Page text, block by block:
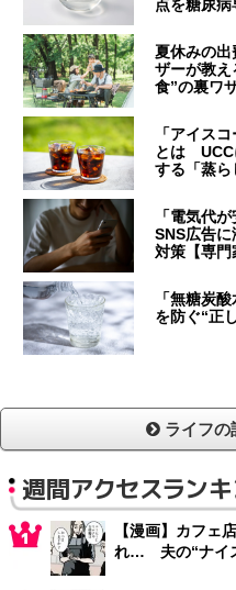
点を糖尿
夏休みの
ザーが教
食”の裏ワ
「アイス
とは UCC
する「蒸ら
「電気代
SNS広告
対策【専門
「無糖炭
を防ぐ“正
ライフの
週間アクセスラン
【漫画】カフェ
れ… 夫の“ナイス